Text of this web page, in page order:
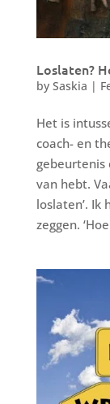
Loslaten?
by Saskia |
Het is
coach- en
van hebt.
loslaten’. Ik
zeggen.